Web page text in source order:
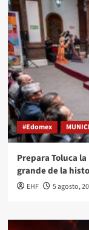
#Edomex
Prepara Toluca
grande de la
EHF 5 agosto,